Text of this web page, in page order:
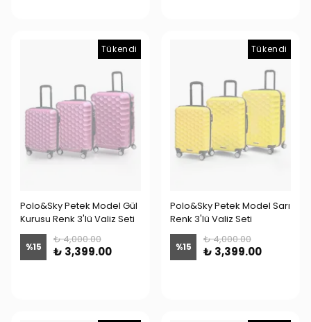
Tükendi
Polo&Sky Petek Model Gül
Kurusu Renk 3'lü Valiz Seti
%15
₺ 4,000.00
₺ 3,399.00
Tükendi
Polo&Sky Petek Model Sarı
Renk 3'lü Valiz Seti
%15
₺ 4,000.00
₺ 3,399.00